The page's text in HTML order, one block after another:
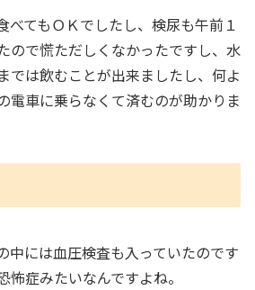
べてもＯＫでしたし、検尿も午前１
ので慌ただしくなかったですし、水
では飲むことが出来ましたし、何よ
電車に乗らなくて済むのが助かりま
中には血圧検査も入っていたのです
症みたいなんですよね。